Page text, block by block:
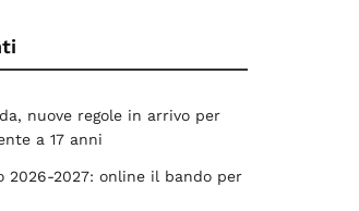
nuove regole in arrivo per
a 17 anni
2026-2027: online il bando per